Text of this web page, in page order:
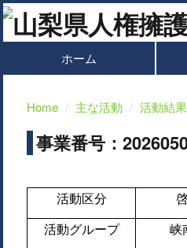
ホーム
Home 主な活動 活動結果
事業番号：
活動区分
活動グループ 峡